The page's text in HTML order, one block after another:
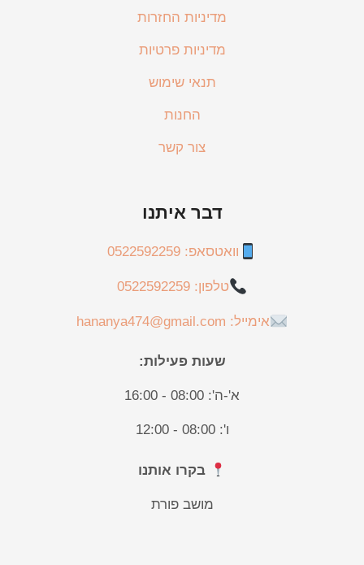
מדיניות החזרות
מדיניות פרטיות
תנאי שימוש
החנות
צור קשר
דבר איתנו
וואטסאפ: 0522592259
טלפון: 0522592259
אימייל: hananya474@gmail.com
שעות פעילות:
א'-ה': 08:00 - 16:00
ו': 08:00 - 12:00
בקרו אותנו
מושב פורת